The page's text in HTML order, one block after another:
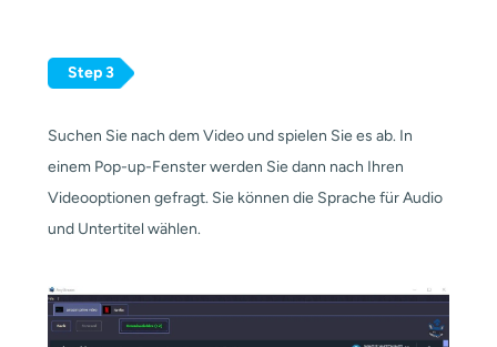
Step 3
Suchen Sie nach dem Video und spielen Sie es ab. In
einem Pop-up-Fenster werden Sie dann nach Ihren
Videooptionen gefragt. Sie können die Sprache für Audio
und Untertitel wählen.